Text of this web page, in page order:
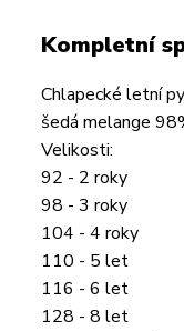
Kompletní
Chlapecké letní
šedá melange
Velikosti:
92 - 2 roky
98 - 3 roky
104 - 4 roky
110 - 5 let
116 - 6 let
128 - 8 let